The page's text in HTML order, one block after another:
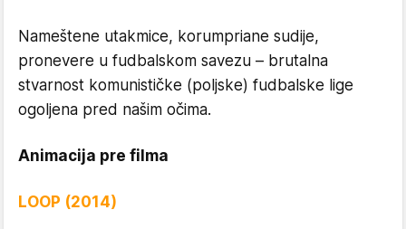
Nameštene utakmice, korumpriane sudije,
pronevere u fudbalskom savezu – brutalna
stvarnost komunističke (poljske) fudbalske lige
ogoljena pred našim očima.
Animacija pre filma
LOOP (2014)